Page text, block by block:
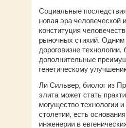
Социальные
новая эра человеческой
конституция
рыночных стихий. Одним
дороговизне
дополнительные
генетическому
Ли Сильвер, биолог из
элита может стать
могущество технологии
столетии, есть
инженерии в